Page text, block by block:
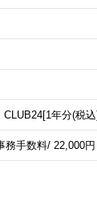
CLUB24[1年分(税
務手数料/ 22,000